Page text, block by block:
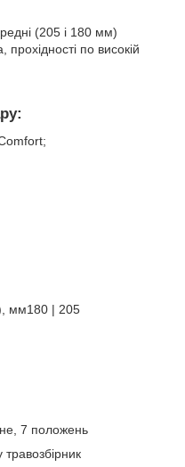
(205 і 180 мм)
прохідності по високій
мм180 | 205
7 положень